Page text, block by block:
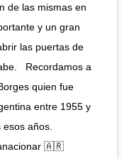
de las mismas en
y un gran
las puertas de
Recordamos a
quien fue
entre 1955 y
años.
🇦🇷⁣